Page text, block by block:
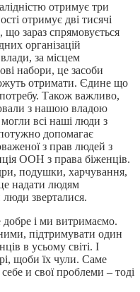
отримує три
отримує дві тисячі
зараз спрямовується
організацій
за місцем
набори, це засоби
отримати. Єдине що
Також важливо,
з нашою владою
всі наші люди з
допомагає
з прав людей з
ООН з права біженців.
подушки, харчування,
надати людям
зверталися.
добре і ми витримаємо.
підтримувати один
в усьому світі. І
щоби їх чули. Саме
и свої проблеми – тоді